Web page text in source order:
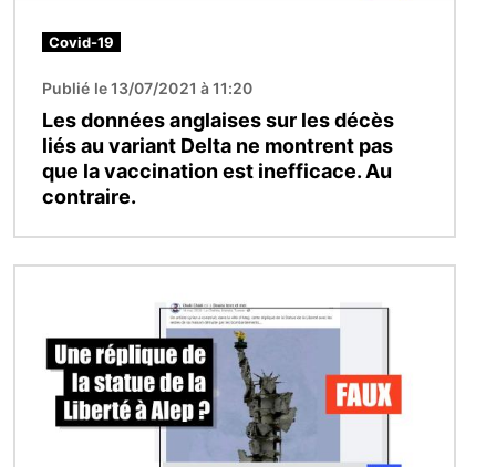
Covid-19
Publié le 13/07/2021 à 11:20
Les données anglaises sur les décès
liés au variant Delta ne montrent pas
que la vaccination est inefficace. Au
contraire.